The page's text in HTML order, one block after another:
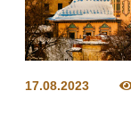
17.08.2023